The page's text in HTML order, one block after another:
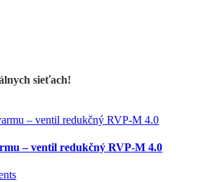
sieťach!
– ventil redukčný RVP-M 4.0